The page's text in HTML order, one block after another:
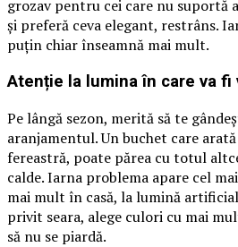
grozav pentru cei care nu suportă
și preferă ceva elegant, restrâns.
puțin chiar înseamnă mai mult.
Atenție la lumina în care va fi
Pe lângă sezon, merită să te
aranjamentul. Un buchet care
fereastră, poate părea cu totul
calde. Iarna problema apare cel
mai mult în casă, la lumină
privit seara, alege culori cu mai
să nu se piardă.